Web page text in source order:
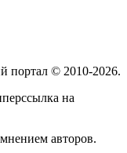
портал © 2010-2026.
на
авторов.